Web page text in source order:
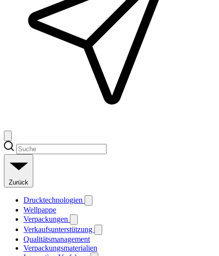
Zurück
Drucktechnologien
Wellpappe
Verpackungen
Verkaufsunterstützung
Qualitätsmanagement
Verpackungsmaterialien